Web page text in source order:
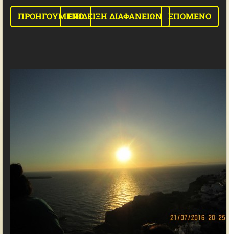
ΠΡΟΗΓΟΎΜΕΝΟΕΠΊΔΕΙΞΗ ΔΙΑΦΑΝΕΙΏΝ ΕΠΌΜΕΝΟ